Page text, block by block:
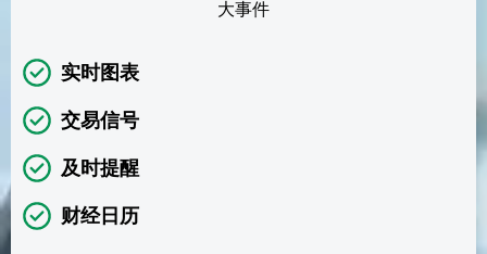
大事件
实时图表
交易信号
及时提醒
财经日历